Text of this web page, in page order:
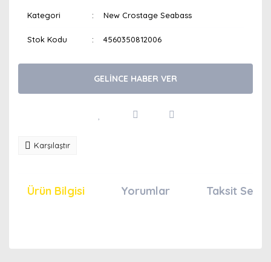
Kategori New Crostage Seabass
Stok Kodu 4560350812006
GELİNCE HABER VER
Karşılaştır
Ürün Bilgisi Yorumlar Taksit